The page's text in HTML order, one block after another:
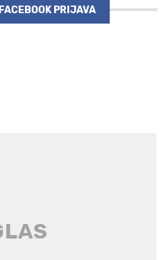
FACEBOOK PRIJAVA